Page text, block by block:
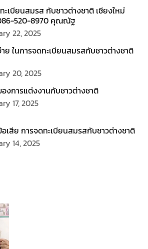
ะเบียนสมรส กับชาวต่างชาติ เชียงใหม่
520-8970 คุณณัฐ
22, 2025
าย ในการจดทะเบียนสมรสกับชาวต่างชาติ
20, 2025
งการแต่งงานกับชาวต่างชาติ
17, 2025
เสีย การจดทะเบียนสมรสกับชาวต่างชาติ
14, 2025